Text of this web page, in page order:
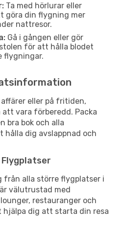
Ta med hörlurar eller
göra din flygning mer
nattresor.
Gå i gången eller gör
för att hålla blodet
flygningar.
eller på fritiden,
att vara förberedd. Packa
bra bok och alla
dig avslappnad och
från alla större flygplatser i
välutrustad med
restauranger och
dig att starta din resa